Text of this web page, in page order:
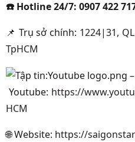
☎️ Hotline 24/7: 0907 422
📌 Trụ sở chính: 1224|31,
TpHCM
Youtube: https://
HCM
🌐Website: https://